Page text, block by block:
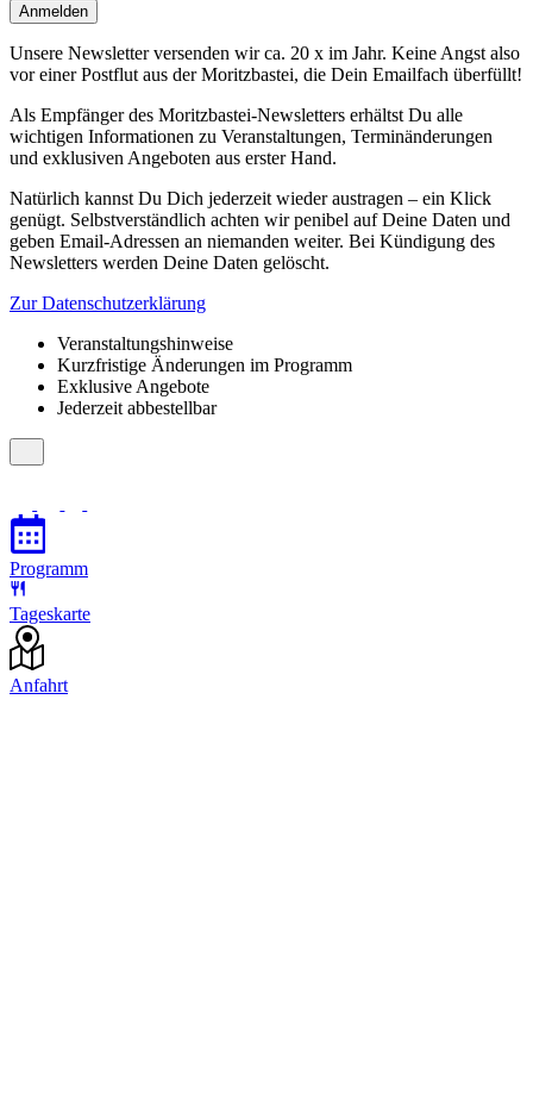
Unsere Newsletter versenden wir ca. 20 x im Jahr. Keine Angst also
vor einer Postflut aus der Moritzbastei, die Dein Emailfach überfüllt!
Als Empfänger des Moritzbastei-Newsletters erhältst Du alle
wichtigen Informationen zu Veranstaltungen, Terminänderungen
und exklusiven Angeboten aus erster Hand.
Natürlich kannst Du Dich jederzeit wieder austragen – ein Klick
genügt. Selbstverständlich achten wir penibel auf Deine Daten und
geben Email-Adressen an niemanden weiter. Bei Kündigung des
Newsletters werden Deine Daten gelöscht.
Zur Datenschutzerklärung
Veranstaltungshinweise
Kurzfristige Änderungen im Programm
Exklusive Angebote
Jederzeit abbestellbar
Programm
Tageskarte
Anfahrt